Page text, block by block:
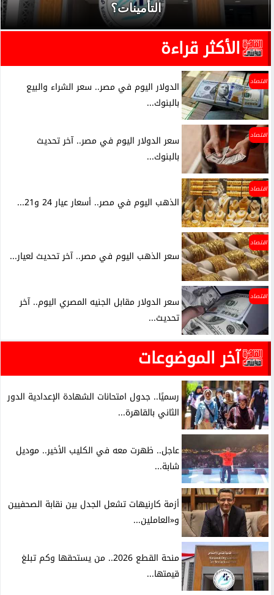
التأمينات؟
الأكثر قراءة
اقتصاد
الدولار اليوم في مصر.. سعر الشراء والبيع
بالبنوك...
اقتصاد
سعر الدولار اليوم في مصر.. آخر تحديث
بالبنوك...
اقتصاد
الذهب اليوم في مصر.. أسعار عيار 24 و21...
اقتصاد
سعر الذهب اليوم في مصر.. آخر تحديث لعيار...
اقتصاد
سعر الدولار مقابل الجنيه المصري اليوم.. آخر
تحديث...
آخر الموضوعات
رسميًا.. جدول امتحانات الشهادة الإعدادية الدور
الثاني بالقاهرة...
عاجل.. ظهرت معه في الكليب الأخير.. موديل
شابة...
أزمة كارنيهات تشعل الجدل بين نقابة الصحفيين
و«العاملين...
منحة القطع 2026.. من يستحقها وكم تبلغ
قيمتها...